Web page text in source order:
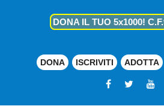
DONA IL TUO 5x1000!
DONA ISCRIVITI ADOTTA